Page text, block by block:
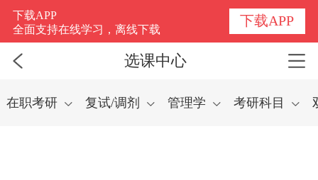
在职考研 复试/调剂 管理学 考研科目
下载APP
全面支持在线学习，离线下载
下载APP
选课中心